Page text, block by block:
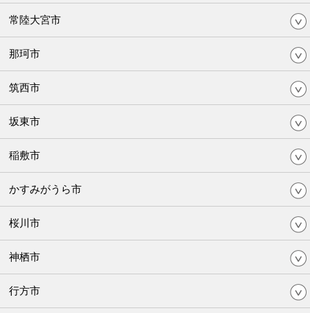
常陸大宮市
那珂市
筑西市
坂東市
稲敷市
かすみがうら市
桜川市
神栖市
行方市